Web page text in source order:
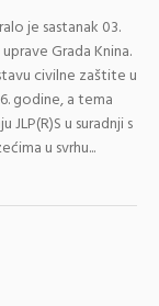
je sastanak 03.
Grada Knina.
civilne zaštite u
godine, a tema
u suradnji s
u svrhu...